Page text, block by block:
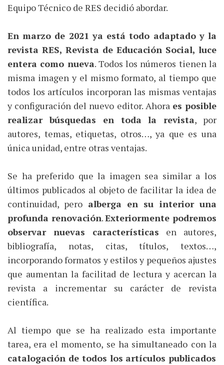
Equipo Técnico de RES decidió abordar.
En marzo de 2021 ya está todo adaptado y la
revista RES, Revista de Educación Social, luce
entera como nueva. Todos los números tienen la
misma imagen y el mismo formato, al tiempo que
todos los artículos incorporan las mismas ventajas
y configuración del nuevo editor. Ahora es posible
realizar búsquedas en toda la revista, por
autores, temas, etiquetas, otros…, ya que es una
única unidad, entre otras ventajas.
Se ha preferido que la imagen sea similar a los
últimos publicados al objeto de facilitar la idea de
continuidad, pero alberga en su interior una
profunda renovación.Exteriormente podremos
observar nuevas características en autores,
bibliografía, notas, citas, títulos, textos…,
incorporando formatos y estilos y pequeños ajustes
que aumentan la facilitad de lectura y acercan la
revista a incrementar su carácter de revista
científica.
Al tiempo que se ha realizado esta importante
tarea, era el momento, se ha simultaneado con la
catalogación de todos los artículos publicados